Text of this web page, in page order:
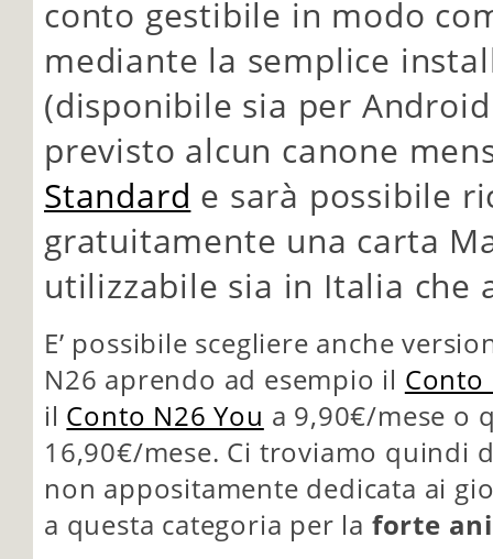
conto gestibile in modo
mediante la semplice
(disponibile sia per
previsto alcun canone
Standard e sarà possibile
gratuitamente una carta
utilizzabile sia in Italia che
E’ possibile scegliere anche
N26 aprendo ad esempio il Conto
il Conto N26 You a 9,90€/mese o
16,90€/mese. Ci troviamo quindi
non appositamente dedicata ai
a questa categoria per la forte